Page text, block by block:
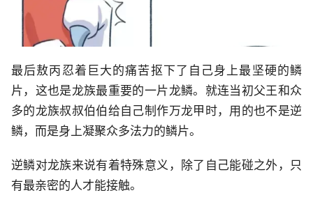
最后敖丙忍着巨大的痛苦抠下了自己身上最坚硬的鳞
片，这也是龙族最重要的一片龙鳞。就连当初父王和众
多的龙族叔叔伯伯给自己制作万龙甲时，用的也不是逆
鳞，而是身上凝聚众多法力的鳞片。
逆鳞对龙族来说有着特殊意义，除了自己能碰之外，只
有最亲密的人才能接触。